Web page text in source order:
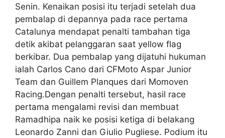
Senin. Kenaikan posisi itu terjadi setelah dua
pembalap di depannya pada race pertama
Catalunya mendapat penalti tambahan tiga
detik akibat pelanggaran saat yellow flag
berkibar. Dua pembalap yang dijatuhi hukuman
ialah Carlos Cano dari CFMoto Aspar Junior
Team dan Guillem Planques dari Momoven
Racing.Dengan penalti tersebut, hasil race
pertama mengalami revisi dan membuat
Ramadhipa naik ke posisi ketiga di belakang
Leonardo Zanni dan Giulio Pugliese. Podium itu